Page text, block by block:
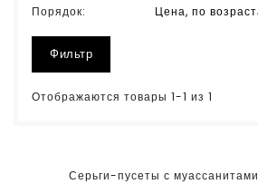
Порядок: Цена, по
Фильтр
Отображаются товары 1-1 из 1
Серьги-пусеты с